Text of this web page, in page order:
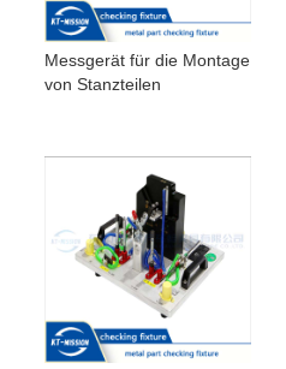
Messgerät für die Montage
von Stanzteilen